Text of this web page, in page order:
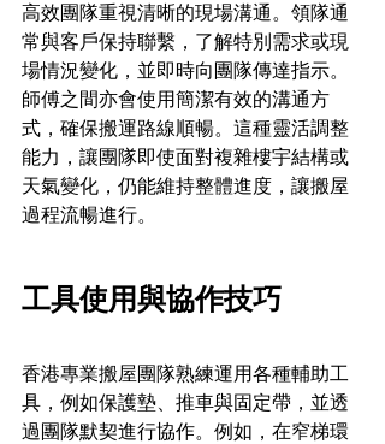
高效團隊重視清晰的現場溝通。領隊通
常與客戶保持聯繫，了解特別需求或現
場情況變化，並即時向團隊傳達指示。
師傅之間亦會使用簡潔有效的溝通方
式，確保搬運路線順暢。這種靈活調整
能力，讓團隊即使面對複雜樓宇結構或
天氣變化，仍能維持整體進度，讓搬屋
過程流暢進行。
工具使用與協作技巧
香港專業搬屋團隊熟練運用各種輔助工
具，例如保護墊、推車與固定帶，並透
過團隊默契進行協作。例如，在窄梯環